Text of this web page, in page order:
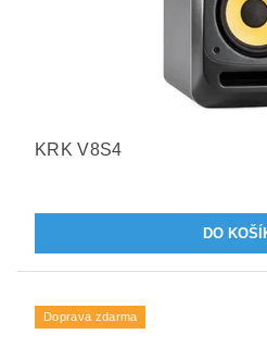
KRK V8S4
Doprava zdarma